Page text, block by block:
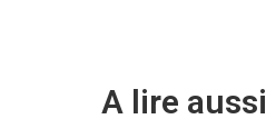
A lire aussi